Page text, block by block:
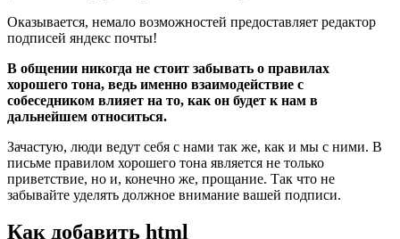
Оказывается, немало возможностей предоставляет редактор
подписей яндекс почты!
В общении никогда не стоит забывать о правилах
хорошего тона, ведь именно взаимодействие с
собеседником влияет на то, как он будет к нам в
дальнейшем относиться.
Зачастую, люди ведут себя с нами так же, как и мы с ними. В
письме правилом хорошего тона является не только
приветствие, но и, конечно же, прощание. Так что не
забывайте уделять должное внимание вашей подписи.
Как добавить html